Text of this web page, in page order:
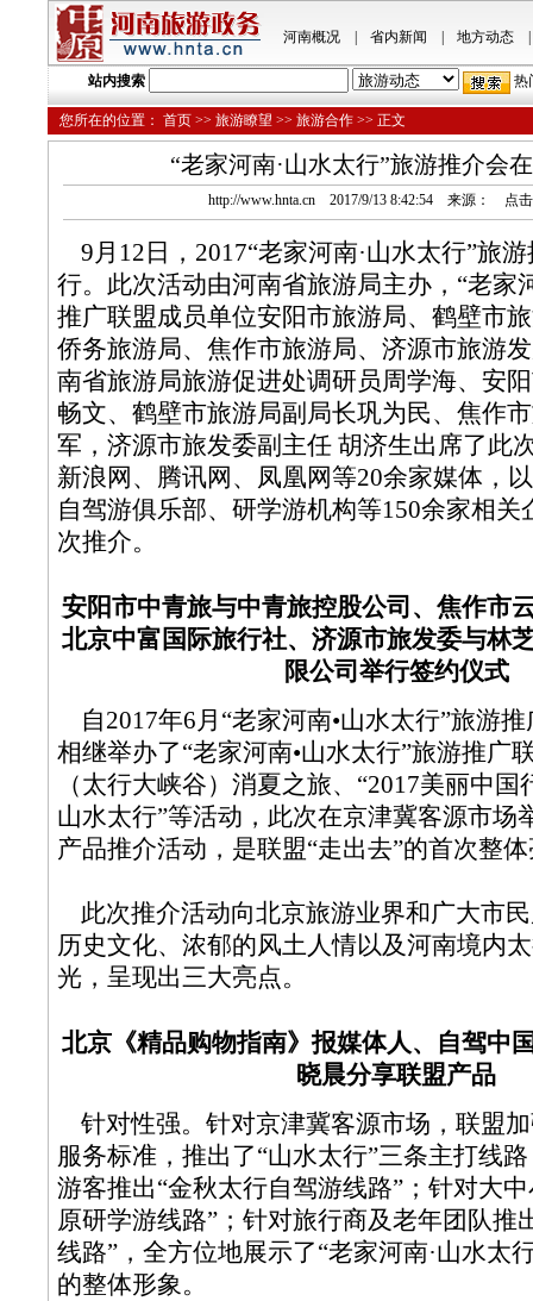
河南概况| 省内新闻 地方动态|
站内搜索 热
您所在的位置： 首页 >> 旅游瞭望 >> 旅游合作 >> 正文
“老家河南·山水太行”旅游推介会
http://www.hnta.cn 2017/9/13 8:42:54 来源： 点
9月12日，2017“老家河南·山水太行”旅
行。此次活动由河南省旅游局主办，“老家
推广联盟成员单位安阳市旅游局、鹤壁市
侨务旅游局、焦作市旅游局、济源市旅游
南省旅游局旅游促进处调研员周学海、安
畅文、鹤壁市旅游局副局长巩为民、焦作
军，济源市旅发委副主任 胡济生出席了此
新浪网、腾讯网、凤凰网等20余家媒体，
自驾游俱乐部、研学游机构等150余家相关
次推介。
安阳市中青旅与中青旅控股公司、焦作市
北京中富国际旅行社、济源市旅发委与林
限公司举行签约仪式
自2017年6月“老家河南•山水太行”旅游
相继举办了“老家河南•山水太行”旅游推广
（太行大峡谷）消夏之旅、“2017美丽中国
山水太行”等活动，此次在京津冀客源市场
产品推介活动，是联盟“走出去”的首次整
此次推介活动向北京旅游业界和广大市
历史文化、浓郁的风土人情以及河南境内
光，呈现出三大亮点。
北京《精品购物指南》报媒体人、自驾中
晓晨分享联盟产品
针对性强。针对京津冀客源市场，联盟
服务标准，推出了“山水太行”三条主打线
游客推出“金秋太行自驾游线路”；针对大
原研学游线路”；针对旅行商及老年团队推
线路”，全方位地展示了“老家河南·山水太
的整体形象。